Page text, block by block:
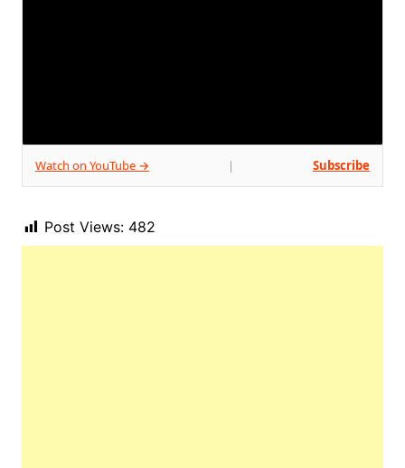
Watch on YouTube → | Subscribe
Post Views: 482